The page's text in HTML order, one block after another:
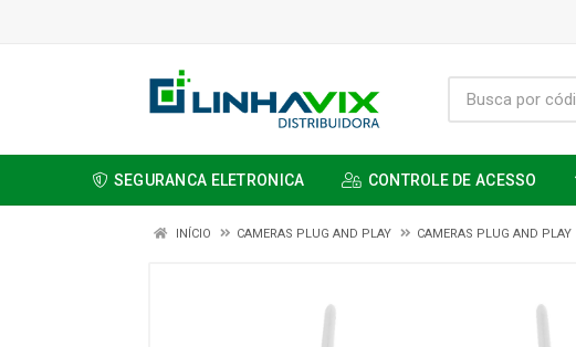
SEGURANCA ELETRONICA CONTROLE DE ACESSO
INÍCIO CAMERAS PLUG AND PLAY CAMERAS PLUG AND PLAY